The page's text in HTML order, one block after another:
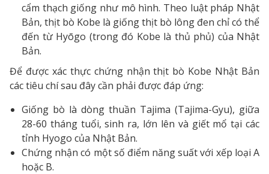
cẩm thạch giống như mô hình. Theo luật pháp Nhật
Bản, thịt bò Kobe là giống thịt bò lông đen chỉ có thể
đến từ Hyōgo (trong đó Kobe là thủ phủ) của Nhật
Bản.
Để được xác thực chứng nhận thịt bò Kobe Nhật Bản
các tiêu chí sau đây cần phải được đáp ứng:
Giống bò là dòng thuần Tajima (Tajima-Gyu), giữa
28-60 tháng tuổi, sinh ra, lớn lên và giết mổ tại các
tỉnh Hyogo của Nhật Bản.
Chứng nhận có một số điểm năng suất với xếp loại A
hoặc B.